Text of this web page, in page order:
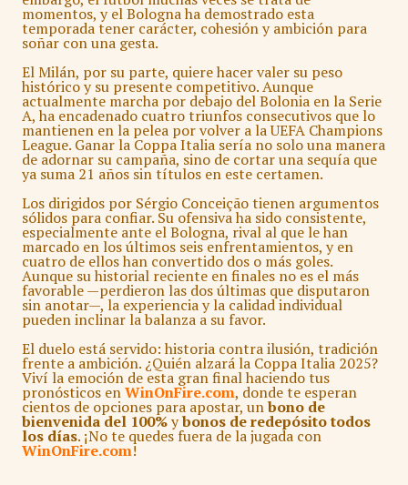
momentos, y el Bologna ha demostrado esta
temporada tener carácter, cohesión y ambición para
soñar con una gesta.
El Milán, por su parte, quiere hacer valer su peso
histórico y su presente competitivo. Aunque
actualmente marcha por debajo del Bolonia en la Serie
A, ha encadenado cuatro triunfos consecutivos que lo
mantienen en la pelea por volver a la UEFA Champions
League. Ganar la Coppa Italia sería no solo una manera
de adornar su campaña, sino de cortar una sequía que
ya suma 21 años sin títulos en este certamen.
Los dirigidos por Sérgio Conceição tienen argumentos
sólidos para confiar. Su ofensiva ha sido consistente,
especialmente ante el Bologna, rival al que le han
marcado en los últimos seis enfrentamientos, y en
cuatro de ellos han convertido dos o más goles.
Aunque su historial reciente en finales no es el más
favorable —perdieron las dos últimas que disputaron
sin anotar—, la experiencia y la calidad individual
pueden inclinar la balanza a su favor.
El duelo está servido: historia contra ilusión, tradición
frente a ambición. ¿Quién alzará la Coppa Italia 2025?
Viví la emoción de esta gran final haciendo tus
pronósticos enWinOnFire.com, donde te esperan
cientos de opciones para apostar, unbono de
bienvenida del 100%ybonos de redepósito todos
los días. ¡No te quedes fuera de la jugada con
WinOnFire.com!